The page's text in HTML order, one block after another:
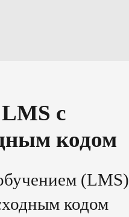
с
кодом
(LMS)
кодом